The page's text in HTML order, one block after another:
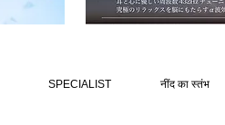
SPECIALIST नींद का स्तंभ